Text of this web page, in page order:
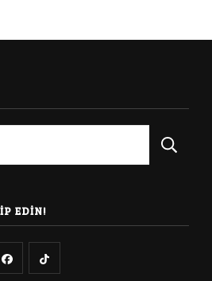
EDIN!